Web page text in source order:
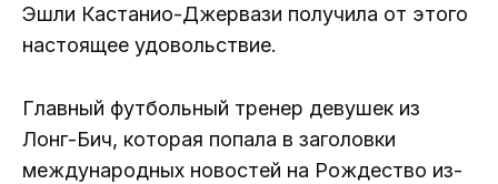
Эшли Кастанио-Джервази получила от этого
настоящее удовольствие.
Главный футбольный тренер девушек из
Лонг-Бич, которая попала в заголовки
международных новостей на Рождество из-